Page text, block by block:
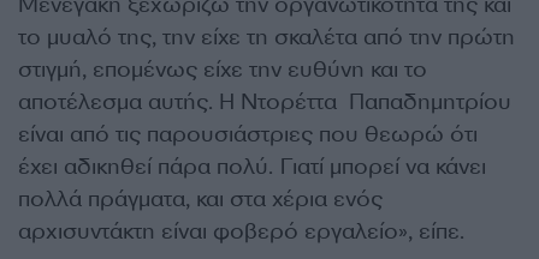
το μυαλό της, την είχε τη σκαλέτα από την πρώτη
στιγμή, επομένως είχε την ευθύνη και το
αποτέλεσμα αυτής. Η Ντορέττα Παπαδημητρίου
είναι από τις παρουσιάστριες που θεωρώ ότι
έχει αδικηθεί πάρα πολύ. Γιατί μπορεί να κάνει
πολλά πράγματα, και στα χέρια ενός
αρχισυντάκτη είναι φοβερό εργαλείο», είπε.